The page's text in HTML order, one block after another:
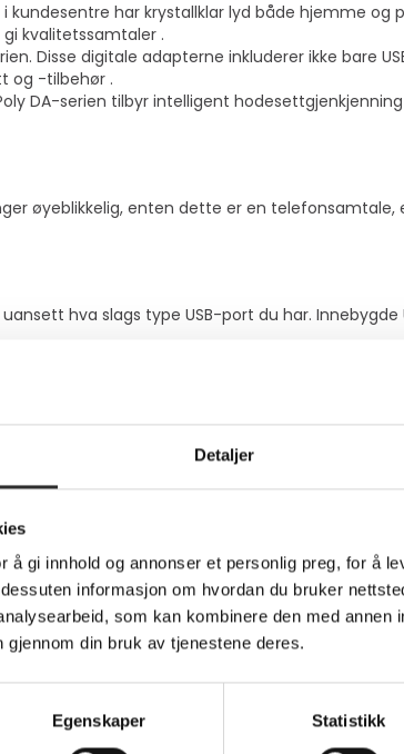
Detaljer
å gi innhold og annonser et personlig preg, for å
informasjon om hvordan du bruker
som kan kombinere den med annen
din bruk av tjenestene deres.
Egenskaper Statistikk
har krystallklar lyd både hjemme og
kvalitetssamtaler .
Disse digitale adapterne inkluderer ikke bare
og -tilbehør .
DA-serien tilbyr intelligent
øyeblikkelig, enten dette er en
hva slags type USB-port du har.
hodesettgjenkjenning som justerer
Disconnect-teknologi fungerer med et hvilket
inkludert daglig støyeksponering, G616 og
Teams-opplevelsen til neste nivå med en